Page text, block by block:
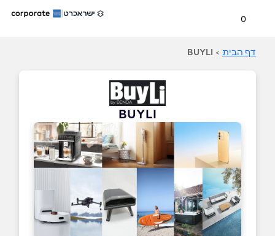
0
דף הבית >
BUYLI
BUYLI